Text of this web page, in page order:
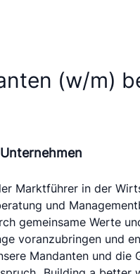
(w/m)
Marktführer in der
und
gemeinsame Werte
voranzubringen und
Mandanten und die